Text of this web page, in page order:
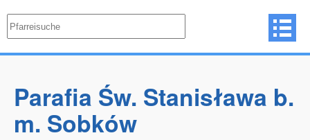
Parafia Św. Stanisława b.
m. Sobków